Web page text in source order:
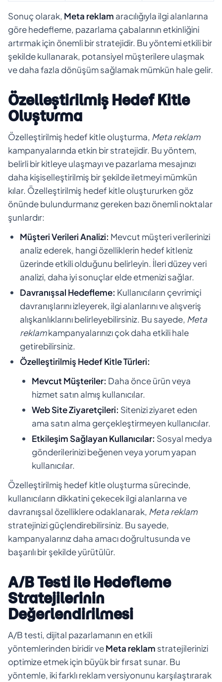
Sonuç olarak, Meta reklam aracılığıyla ilgi alanlarına
göre hedefleme, pazarlama çabalarının etkinliğini
artırmak için önemli bir stratejidir. Bu yöntemi etkili bir
şekilde kullanarak, potansiyel müşterilere ulaşmak
ve daha fazla dönüşüm sağlamak mümkün hale gelir.
Özelleştirilmiş Hedef Kitle
Oluşturma
Özelleştirilmiş hedef kitle oluşturma, Meta reklam
kampanyalarında etkin bir stratejidir. Bu yöntem,
belirli bir kitleye ulaşmayı ve pazarlama mesajınızı
daha kişiselleştirilmiş bir şekilde iletmeyi mümkün
kılar. Özelleştirilmiş hedef kitle oluştururken göz
önünde bulundurmanız gereken bazı önemli noktalar
şunlardır:
Müşteri Verileri Analizi: Mevcut müşteri verilerinizi
analiz ederek, hangi özelliklerin hedef kitleniz
üzerinde etkili olduğunu belirleyin. İleri düzey veri
analizi, daha iyi sonuçlar elde etmenizi sağlar.
Davranışsal Hedefleme: Kullanıcıların çevrimiçi
davranışlarını izleyerek, ilgi alanlarını ve alışveriş
alışkanlıklarını belirleyebilirsiniz. Bu sayede, Meta
reklamkampanyalarınızı çok daha etkili hale
getirebilirsiniz.
Özelleştirilmiş Hedef Kitle Türleri:
Mevcut Müşteriler: Daha önce ürün veya
hizmet satın almış kullanıcılar.
Web Site Ziyaretçileri: Sitenizi ziyaret eden
ama satın alma gerçekleştirmeyen kullanıcılar.
Etkileşim Sağlayan Kullanıcılar: Sosyal medya
gönderilerinizi beğenen veya yorum yapan
kullanıcılar.
Özelleştirilmiş hedef kitle oluşturma sürecinde,
kullanıcıların dikkatini çekecek ilgi alanlarına ve
davranışsal özelliklere odaklanarak, Meta reklam
stratejinizi güçlendirebilirsiniz. Bu sayede,
kampanyalarınız daha amacı doğrultusunda ve
başarılı bir şekilde yürütülür.
A/B Testi ile Hedefleme
Stratejilerinin
Değerlendirilmesi
A/B testi, dijital pazarlamanın en etkili
yöntemlerinden biridir veMeta reklam stratejilerinizi
optimize etmek için büyük bir fırsat sunar. Bu
yöntemle, iki farklı reklam versiyonunu karşılaştırarak